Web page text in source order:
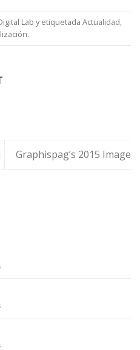
Lab y etiquetada Actualidad,
.
Graphispag’s 2015 Image
en
en
en